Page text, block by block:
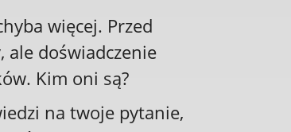
więcej. Przed
ale doświadczenie
Kim oni są?
na twoje pytanie,